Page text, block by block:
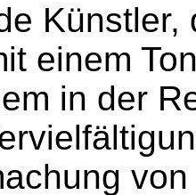
einem
in der